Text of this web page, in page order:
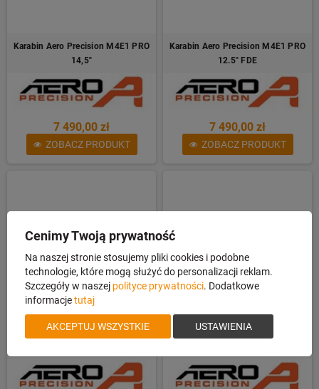
Karabin Aero Precision M4E1 PRO
14,5"
7 490,00 zł
ZOBACZ PRODUKT
Karabin Aero Precision M4E1 PRO
12.5" FDE
7 490,00 zł
ZOBACZ PRODUKT
Karabin Aero Precision M4E1 PRO
Karabin Aero Precision M4E1 PRO
Cenimy Twoją prywatność
Na naszej stronie stosujemy pliki cookies i podobne
technologie, które mogą służyć do personalizacji reklam.
Szczegóły w naszej polityce prywatności. Dodatkowe
informacjetutaj
AKCEPTUJ WSZYSTKIE USTAWIENIA